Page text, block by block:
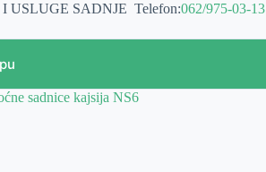
I USLUGE SADNJETelefon:062/975-03-13
sadnice kajsija NS6